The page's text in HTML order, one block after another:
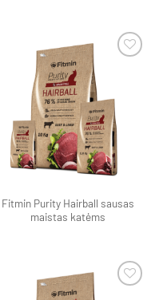
Pamėgti
produktą
Fitmin Purity Hairball sausas
maistas katėms